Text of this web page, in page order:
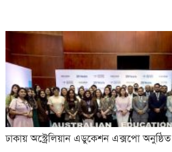
ঢাকায় অস্ট্রেলিয়ান এডুকেশন এক্সপো অনুষ্ঠিত